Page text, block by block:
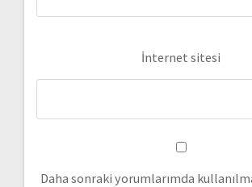
İnternet sitesi
Daha sonraki yorumlarımda